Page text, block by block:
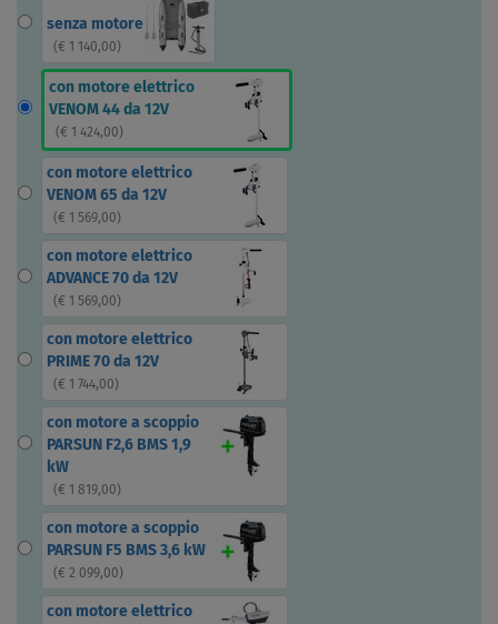
senza motore
( € 1 140,00)
con motore elettrico
VENOM 44 da 12V
( € 1 424,00)
con motore elettrico
VENOM 65 da 12V
( € 1 569,00)
con motore elettrico
ADVANCE 70 da 12V
( € 1 569,00)
con motore elettrico
PRIME 70 da 12V
( € 1 744,00)
con motore a scoppio
PARSUN F2,6 BMS 1,9
kW
( € 1 819,00)
con motore a scoppio
PARSUN F5 BMS 3,6 kW
( € 2 099,00)
con motore elettrico